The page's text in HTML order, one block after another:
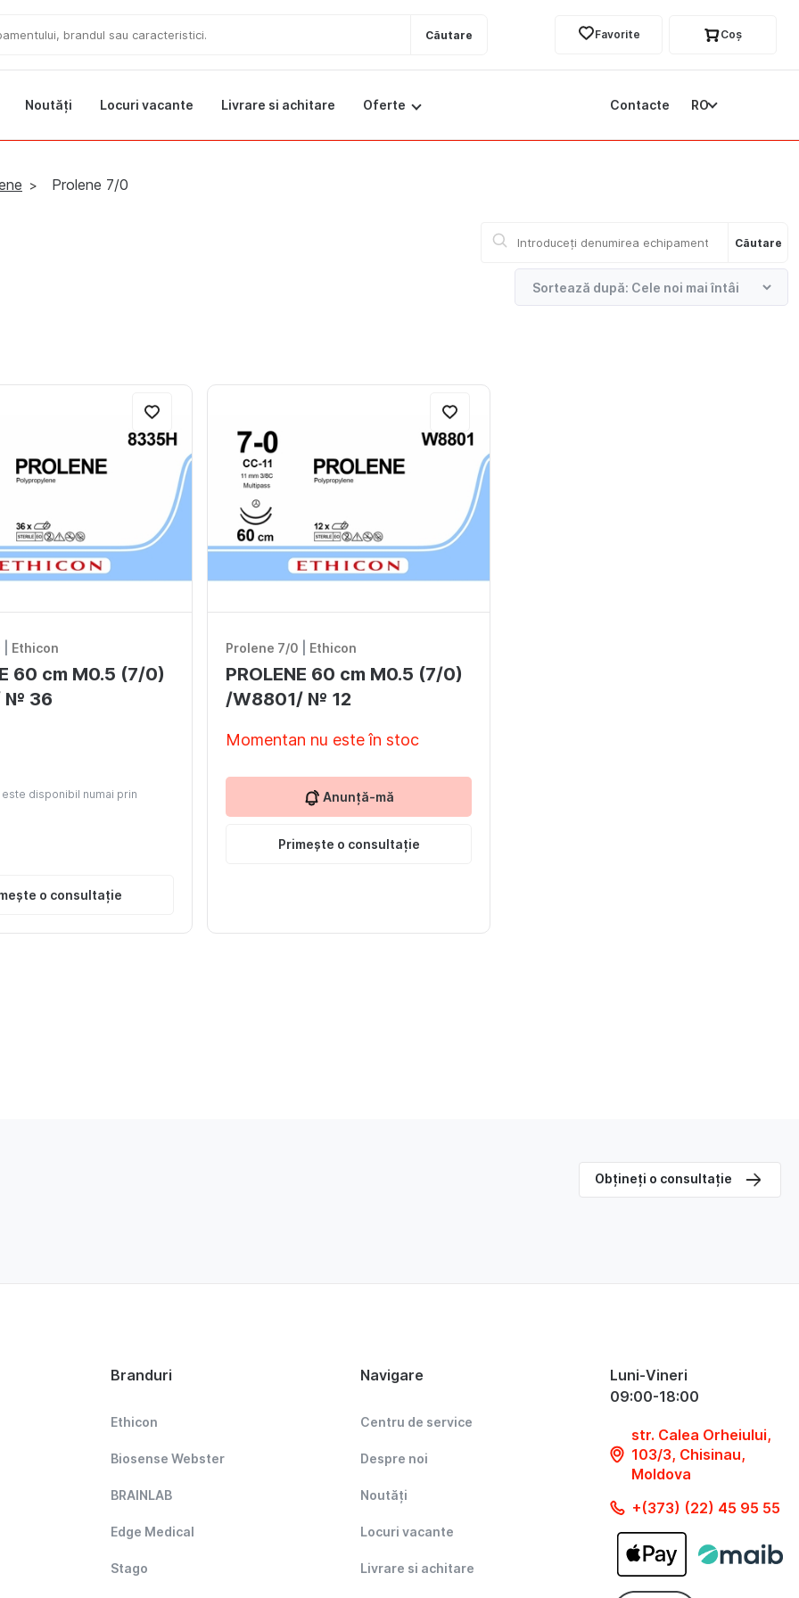
Căutare Favorite Coş
Noutăți Locuri vacante Livrare si achitare Oferte Contacte RO
Prolene 7/0
Căutare
Ethicon
60 cm M0.5 (7/0)
№ 36
disponibil numai prin
o consultație
Prolene 7/0 Ethicon
PROLENE 60 cm M0.5 (7/0)
/W8801/ № 12
Momentan nu este în stoc
Anunță-mă
Primește o consultație
Obțineți o consultație
Branduri
Ethicon
Biosense Webster
BRAINLAB
Edge Medical
Stago
Navigare
Centru de service
Despre noi
Noutăți
Locuri vacante
Livrare si achitare
Luni-Vineri
09:00-18:00
str. Calea Orheiului,
103/3, Chisinau,
Moldova
+(373) (22) 45 95 55